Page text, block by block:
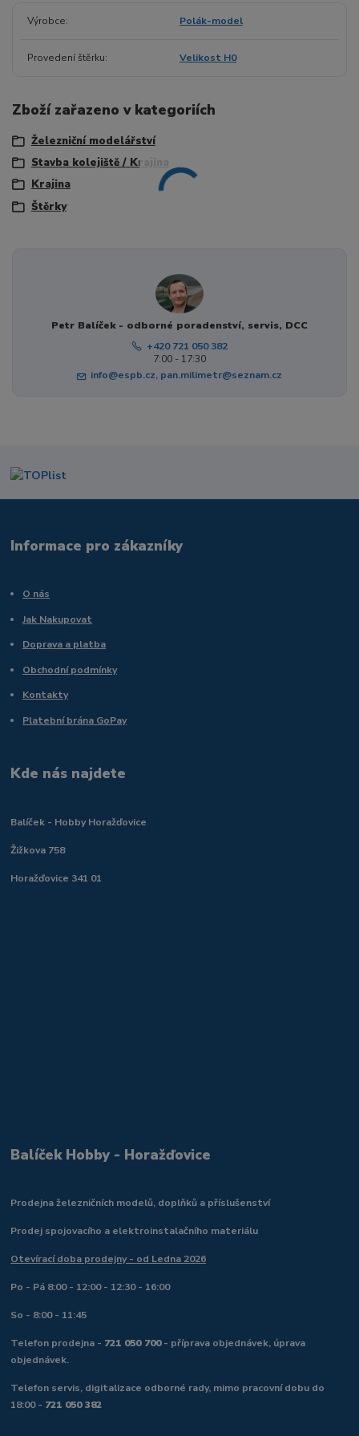
Výrobce Polák-model
Provedení štěrku Velikost H0
Zboží zařazeno v kategoriích
Železniční modelářství
Stavba kolejiště / Krajina
Krajina
Štěrky
Petr Balíček - odborné poradenství, servis, DCC
+420 721 050 382
7:00 - 17:30
info@espb.cz, pan.milimetr@seznam.cz
Informace pro zákazníky
O nás
Jak Nakupovat
Doprava a platba
Obchodní podmínky
Kontakty
Platební brána GoPay
Kde nás najdete
Balíček - Hobby Horažďovice
Žižkova 758
Horažďovice 341 01
Balíček Hobby - Horažďovice
Prodejna železničních modelů, doplňků a příslušenství
Prodej spojovacího a elektroinstalačního materiálu
Otevírací doba prodejny - od Ledna 2026
Po - Pá 8:00 - 12:00 - 12:30 - 16:00
So - 8:00 - 11:45
Telefon prodejna - 721 050 700- příprava objednávek, úprava
objednávek.
Telefon servis, digitalizace odborné rady, mimo pracovní dobu do
18:00 - 721 050 382